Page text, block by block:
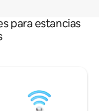
para estancias